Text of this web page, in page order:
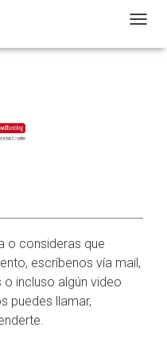
T
o consideras que
escríbenos vía mail,
incluso algún video
puedes llamar,